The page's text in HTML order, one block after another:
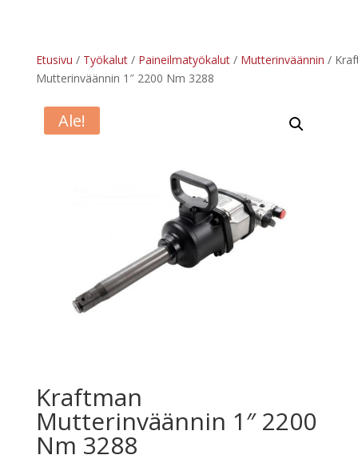
Etusivu / Työkalut/ Paineilmatyökalut/ Mutterinväännin /
Mutterinväännin 1″ 2200 Nm 3288
Ale!
Kraftman
Mutterinväännin 1″ 2200
Nm 3288